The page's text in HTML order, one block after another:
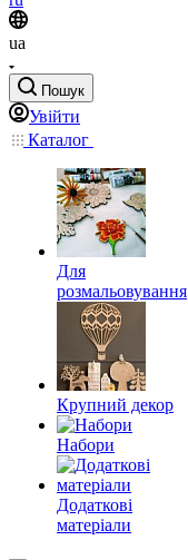
ua
Пошук
Увійти
Каталог
Для
розмальовування
Крупний декор
Набори
Додаткові
матеріали